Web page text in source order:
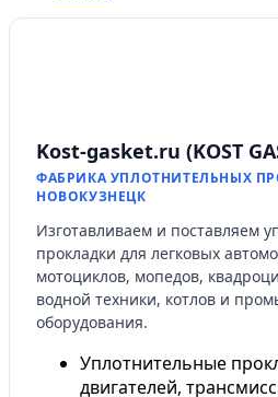
Kost-gasket.ru (KOST
ФАБРИКА УПЛОТНИТЕЛЬНЫХ
НОВОКУЗНЕЦК
Изготавливаем и поставляем
прокладки для легковых
мотоциклов, мопедов,
водной техники, котлов и
оборудования.
Уплотнительные
двигателей,